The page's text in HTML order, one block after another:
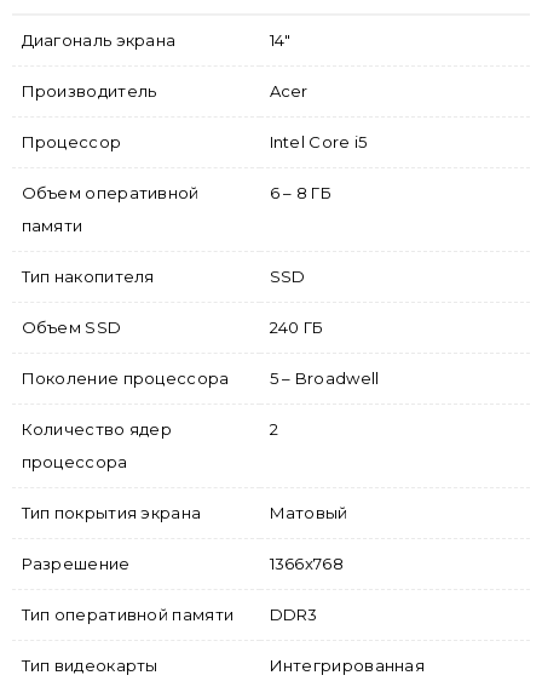
Диагональ экрана 14"
Производитель Acer
Процессор Intel Core i5
Объем оперативной
памяти
6 – 8 ГБ
Тип накопителя SSD
Объем SSD 240 ГБ
Поколение процессора 5 – Broadwell
Количество ядер
процессора
2
Тип покрытия экрана Матовый
Разрешение 1366x768
Тип оперативной памяти DDR3
Тип видеокарты Интегрированная